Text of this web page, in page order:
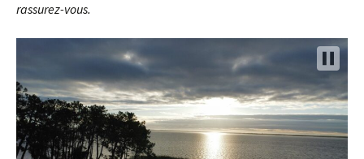
rassurez-vous.